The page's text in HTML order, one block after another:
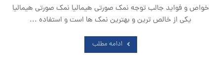
خواص و فواید جالب توجه نمک صورتی هیمالیا نمک صورتی هیمالیا
یکی از خالص ترین و بهترین نمک ها است و استفاده ...
ادامه مطلب